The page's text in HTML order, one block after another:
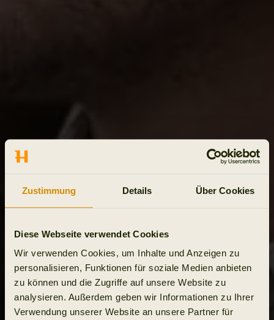
Zustimmung Details Über Cookies
Diese Webseite verwendet Cookies
Wir verwenden Cookies, um Inhalte und Anzeigen zu
personalisieren, Funktionen für soziale Medien anbieten
zu können und die Zugriffe auf unsere Website zu
analysieren. Außerdem geben wir Informationen zu Ihrer
Verwendung unserer Website an unsere Partner für